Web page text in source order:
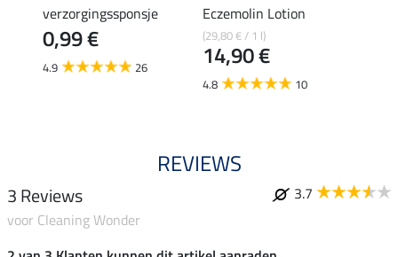
verzorgingssponsje
0,99 €
4.9 26
Eczemolin Lotion
(29,80 € / 1 l)
14,90 €
4.8 10
REVIEWS
3 Reviews
3.7
voor Cleaning Wonder